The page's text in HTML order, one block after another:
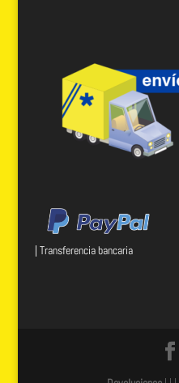
| Transferencia bancaria